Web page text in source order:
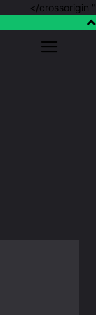
" crossorigin/>